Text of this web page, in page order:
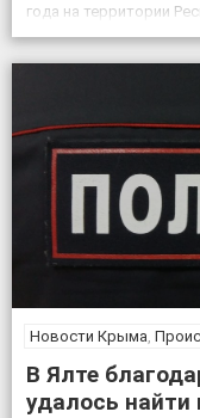
года на территории
случая новой
положительных на
Новости Крыма
В Ялте
удалось найти